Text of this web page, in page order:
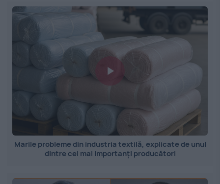
Marile probleme din industria textilă, explicate de unul
dintre cei mai importanți producători